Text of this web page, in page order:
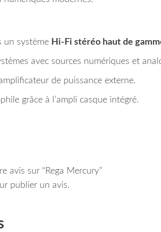
un système Hi-Fi stéréo haut de
avec sources numériques et
de puissance externe.
grâce à l’ampli casque intégré.
avis sur “Rega Mercury”
publier un avis.